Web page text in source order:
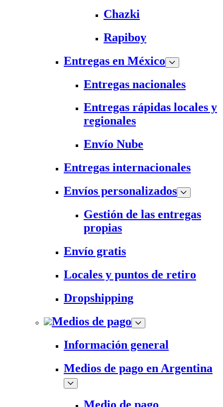
Chazki
Rapiboy
Entregas en México
Entregas nacionales
Entregas rápidas locales y
regionales
Envío Nube
Entregas internacionales
Envíos personalizados
Gestión de las entregas
propias
Envío gratis
Locales y puntos de retiro
Dropshipping
Medios de pago
Información general
Medios de pago en Argentina